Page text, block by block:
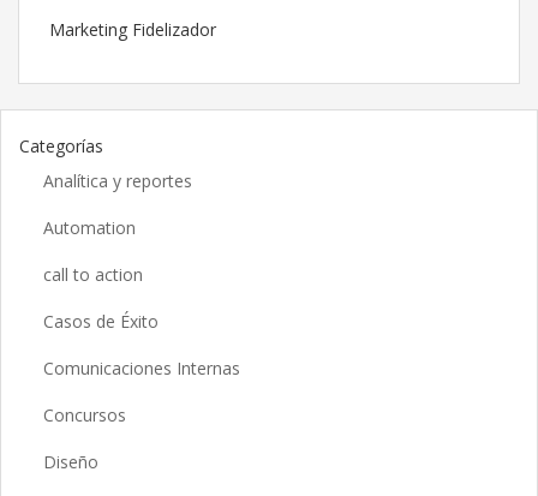
Marketing Fidelizador
Categorías
Analítica y reportes
Automation
call to action
Casos de Éxito
Comunicaciones Internas
Concursos
Diseño